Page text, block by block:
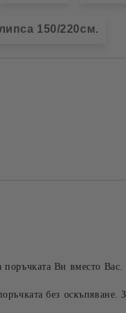
150/220см.
Ви вместо Вас.
без оскъпяване.